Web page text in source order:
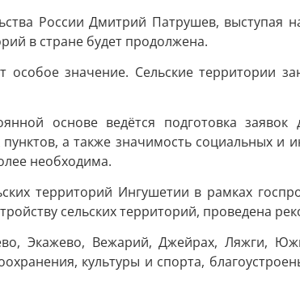
России Дмитрий Патрушев, выступая
в стране будет продолжена.
значение. Сельские территории
основе ведётся подготовка
а также значимость социальных и
необходима.
территорий Ингушетии в рамках
сельских территорий, проведена
Экажево, Вежарий, Джейрах, Ляжги,
культуры и спорта,